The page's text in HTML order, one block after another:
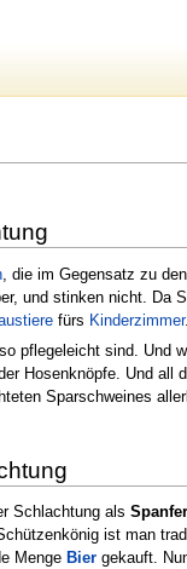
, die im Gegensatz zu
und stinken nicht.
fürs Kinderzimmer.
pflegeleicht sind.
Hosenknöpfe. Und
Sparschweines
Schlachtung als
ist man
Menge Bier gekauft.